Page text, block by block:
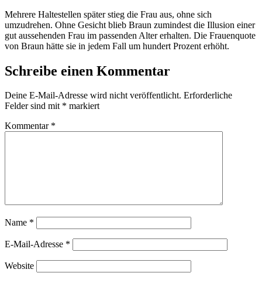
Mehrere Haltestellen später stieg die Frau aus, ohne sich
umzudrehen. Ohne Gesicht blieb Braun zumindest die Illusion einer
gut aussehenden Frau im passenden Alter erhalten. Die Frauenquote
von Braun hätte sie in jedem Fall um hundert Prozent erhöht.
Schreibe einen Kommentar
Deine E-Mail-Adresse wird nicht veröffentlicht. Erforderliche
Felder sind mit * markiert
Kommentar *
Name *
E-Mail-Adresse *
Website